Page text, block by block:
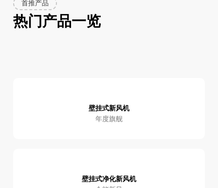
首推产品
热门产品一览
壁挂式新风机
年度旗舰
壁挂式净化新风机